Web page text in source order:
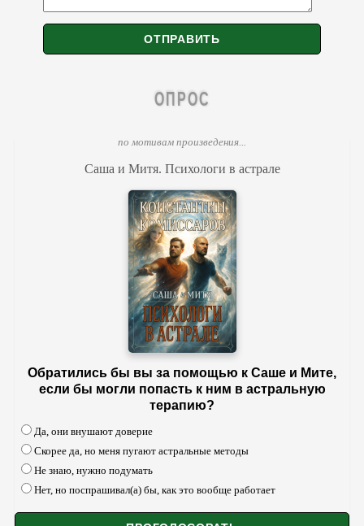
ОПРОС
по мотивам произведения...
Саша и Митя. Психологи в астрале
Обратились бы вы за помощью к Саше и Мите,
если бы могли попасть к ним в астральную
терапию?
Да, они внушают доверие
Скорее да, но меня пугают астральные методы
Не знаю, нужно подумать
Нет, но поспрашивал(а) бы, как это вообще работает